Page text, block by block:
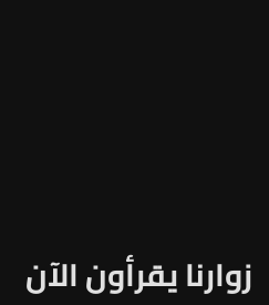
زوارنا يقرأون الآن